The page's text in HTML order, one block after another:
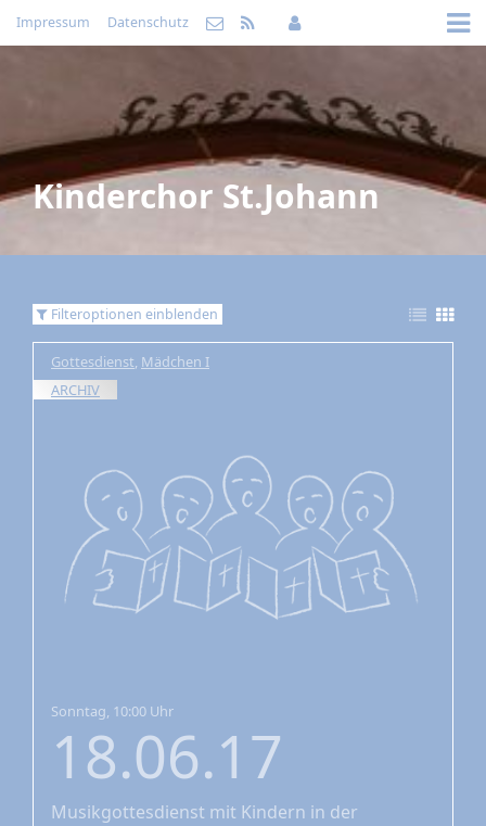
Impressum Datenschutz
Kinderchor St.Johann
Filteroptionen einblenden
Gottesdienst, Mädchen I
ARCHIV
Sonntag, 10:00 Uhr
18.06.17
Musikgottesdienst mit Kindern in der